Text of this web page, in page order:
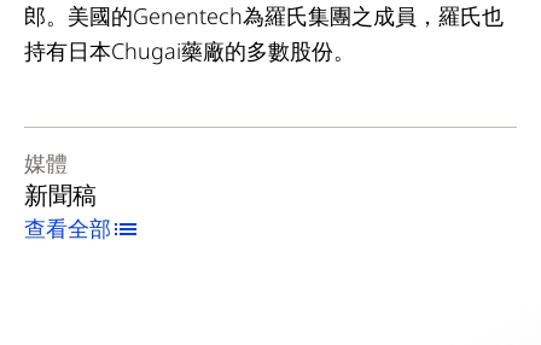
郎。美國的Genentech為羅氏集團之成員，羅氏也
持有日本Chugai藥廠的多數股份。
媒體
新聞稿
查看全部